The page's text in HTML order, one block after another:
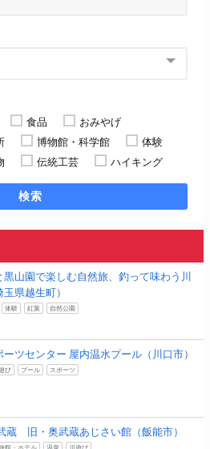
食品
おみやげ
博物館・科学館
体験
伝統工芸 ハイキング
検索
黒山園で楽しむ自然旅、釣って味わう川
県越生町）
体験 紅葉 自然公園
ーツセンター 屋内温水プール（川口市）
び プール スポーツ
蔵 旧・奥武蔵あじさい館（飯能市）
館・ホテル 温泉 川遊び